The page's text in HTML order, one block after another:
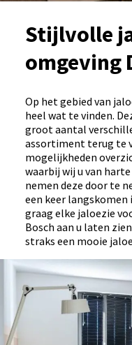
Stijlvolle
omgeving
Op het gebied van
heel wat te vinden.
groot aantal
assortiment terug te
mogelijkheden
waarbij wij u van
nemen deze door te
een keer langskomen
graag elke jaloezie
Bosch aan u laten
straks een mooie